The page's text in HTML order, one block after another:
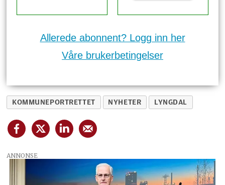
Allerede abonnent? Logg inn her
Våre brukerbetingelser
KOMMUNEPORTRETTET NYHETER LYNGDAL
ANNONSE